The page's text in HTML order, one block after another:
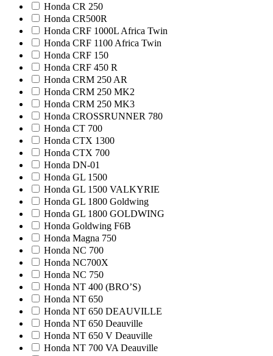
Honda CR 250
Honda CR500R
Honda CRF 1000L Africa Twin
Honda CRF 1100 Africa Twin
Honda CRF 150
Honda CRF 450 R
Honda CRM 250 AR
Honda CRM 250 MK2
Honda CRM 250 MK3
Honda CROSSRUNNER 780
Honda CT 700
Honda CTX 1300
Honda CTX 700
Honda DN-01
Honda GL 1500
Honda GL 1500 VALKYRIE
Honda GL 1800 Goldwing
Honda GL 1800 GOLDWING
Honda Goldwing F6B
Honda Magna 750
Honda NC 700
Honda NC700X
Honda NC 750
Honda NT 400 (BRO’S)
Honda NT 650
Honda NT 650 DEAUVILLE
Honda NT 650 Deauville
Honda NT 650 V Deauville
Honda NT 700 VA Deauville